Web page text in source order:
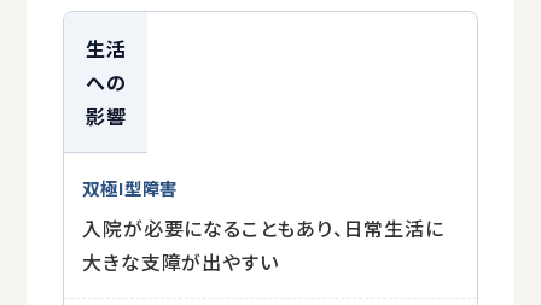
生活
への
影響
入院が必要になることもあり、日常生活に
大きな支障が出やすい